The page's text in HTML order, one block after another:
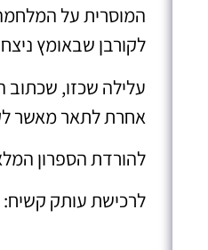
המוסרית על
לקורבן שבאומץ
עלילה שכזו, שכתוב
אחרת לתאר מאשר
להורדת הספרון
לרכישת עותק קשיח: